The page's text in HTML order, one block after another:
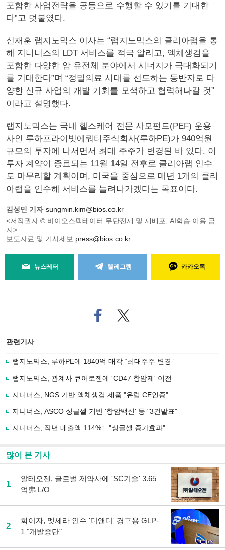
포함한 사업전략을 공동으로 수행할 수 있기를 기대한
다”고 덧붙였다.
신재훈 랩지노믹스 이사는 “랩지노믹스의 클리아랩을 통
해 지니너스의 LDT 서비스를 적극 알리고, 액체생검을
포함한 다양한 암 유전체 분야에서 시너지가 극대화되기
를 기대한다”며 “정밀의료 시대를 선도하는 동반자로 다
양한 신규 사업의 개발 기회를 모색하고 협력해나갈 것”
이라고 설명했다.
랩지노믹스는 국내 헬스케어 전문 사모펀드(PEF) 운용
사인 루하프라이빗에쿼티주식회사(루하PE)가 940억원
규모의 투자에 나서면서 최대 주주가 변경된 바 있다. 이
투자 계약이 종료되는 11월 14일 전후로 클리아랩 인수
도 마무리할 계획이며, 미국을 중심으로 매년 1개의 클리
아랩을 인수해 서비스를 늘려나가겠다는 목표이다.
김성민 기자 sungmin.kim@bios.co.kr
<저작권자 © 바이오스펙테이터 무단전재 및 재배포, AI학습 이용 금
지>
보도자료 및 기사제보 press@bios.co.kr
뉴스레터 텔레그램 카카오톡
페
이
로
사
유
기
트위
터로
관련기사
랩지노믹스, 루하PE에 1840억 매각 “최대주주 변경”
랩지노믹스, 관계사 큐어로젠에 'CD47 항암제' 이전
지니너스, NGS 기반 액체생검 제품 "유럽 CE인증"
지니너스, ASCO 싱글셀 기반 '항암백신' 등 "3건발표"
지니너스, 작년 매출액 114%↑.."싱글셀 증가효과"
많이 본 기사
1
알테오젠, 글로벌 제약사에 'SC기술' 3.65
억弗 L/O
2
화이자, 멧세라 인수 '디앤디' 경구용 GLP-
1 "개발중단"